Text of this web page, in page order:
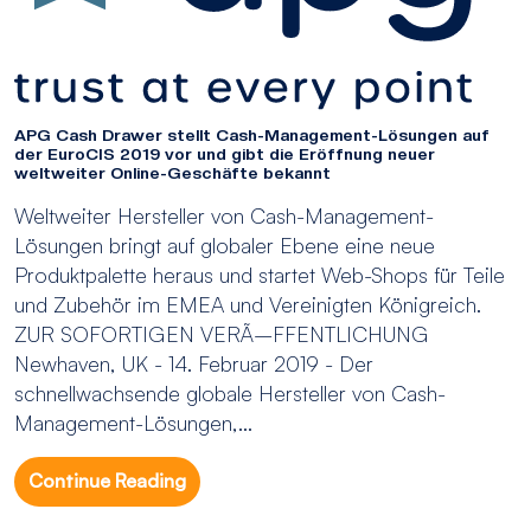
APG Cash Drawer stellt Cash-Management-Lösungen auf
der EuroCIS 2019 vor und gibt die Eröffnung neuer
weltweiter Online-Geschäfte bekannt
Weltweiter Hersteller von Cash-Management-
Lösungen bringt auf globaler Ebene eine neue
Produktpalette heraus und startet Web-Shops für Teile
und Zubehör im EMEA und Vereinigten Königreich.
ZUR SOFORTIGEN VERÃ–FFENTLICHUNG
Newhaven, UK - 14. Februar 2019 - Der
schnellwachsende globale Hersteller von Cash-
Management-Lösungen,...
Continue Reading